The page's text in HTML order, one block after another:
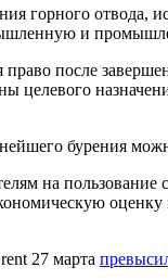
горного отвода,
и
право после
целевого
бурения
на
27 марта